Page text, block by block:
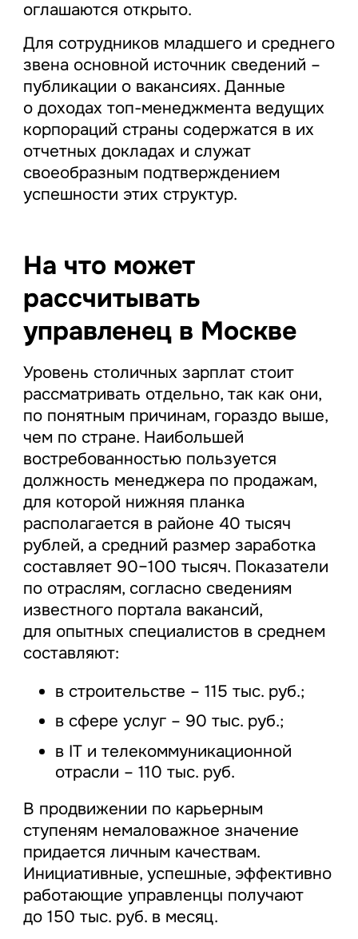
оглашаются открыто.
Для сотрудников младшего и среднего
звена основной источник сведений –
публикации о вакансиях. Данные
о доходах топ-менеджмента ведущих
корпораций страны содержатся в их
отчетных докладах и служат
своеобразным подтверждением
успешности этих структур.
На что может
рассчитывать
управленец в Москве
Уровень столичных зарплат стоит
рассматривать отдельно, так как они,
по понятным причинам, гораздо выше,
чем по стране. Наибольшей
востребованностью пользуется
должность менеджера по продажам,
для которой нижняя планка
располагается в районе 40 тысяч
рублей, а средний размер заработка
составляет 90–100 тысяч. Показатели
по отраслям, согласно сведениям
известного портала вакансий,
для опытных специалистов в среднем
составляют:
в строительстве – 115 тыс. руб.;
в сфере услуг – 90 тыс. руб.;
в IT и телекоммуникационной
отрасли – 110 тыс. руб.
В продвижении по карьерным
ступеням немаловажное значение
придается личным качествам.
Инициативные, успешные, эффективно
работающие управленцы получают
до 150 тыс. руб. в месяц.